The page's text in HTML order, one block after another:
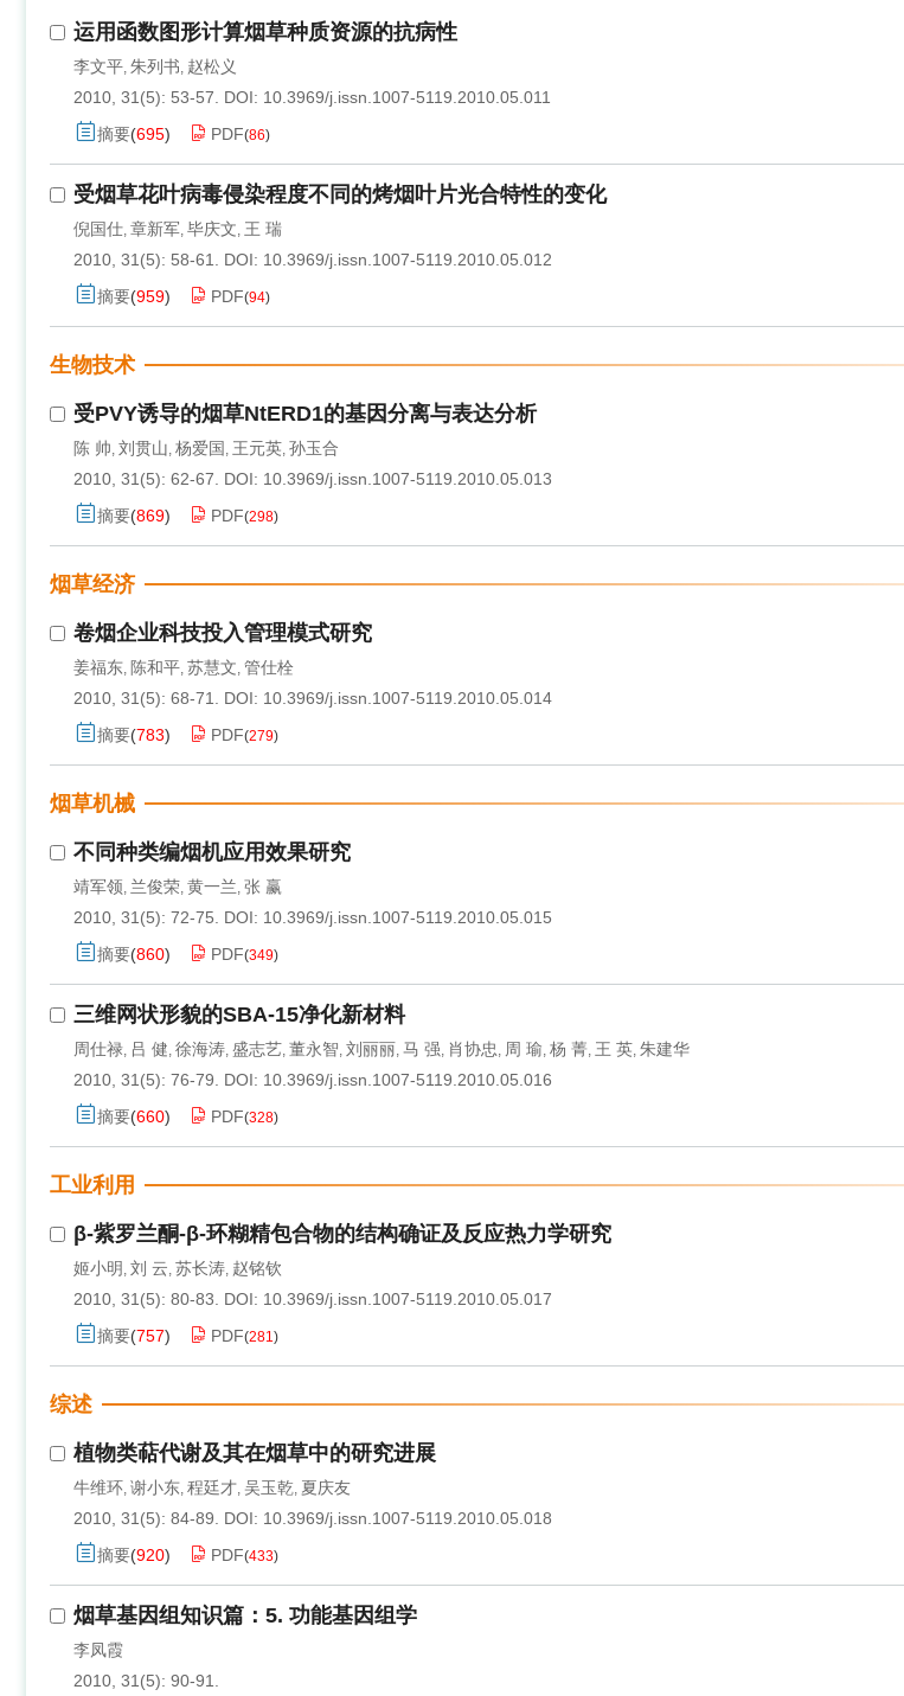
运用函数图形计算烟草种质资源的抗病性
李文平, 朱列书, 赵松义
2010, 31(5): 53-57.
DOI: 10.3969/j.issn.1007-5119.2010.05.011
摘要(695) PDF(86)
受烟草花叶病毒侵染程度不同的烤烟叶片光合特性的变化
倪国仕, 章新军, 毕庆文, 王 瑞
2010, 31(5): 58-61.
DOI: 10.3969/j.issn.1007-5119.2010.05.012
摘要(959) PDF(94)
生物技术
受PVY诱导的烟草NtERD1的基因分离与表达分析
陈 帅, 刘贯山, 杨爱国 , 王元英, 孙玉合
2010, 31(5): 62-67.
DOI: 10.3969/j.issn.1007-5119.2010.05.013
摘要(869) PDF(298)
烟草经济
卷烟企业科技投入管理模式研究
姜福东, 陈和平, 苏慧文, 管仕栓
2010, 31(5): 68-71.
DOI: 10.3969/j.issn.1007-5119.2010.05.014
摘要(783) PDF(279)
烟草机械
不同种类编烟机应用效果研究
靖军领, 兰俊荣, 黄一兰, 张 赢
2010, 31(5): 72-75.
DOI: 10.3969/j.issn.1007-5119.2010.05.015
摘要(860) PDF(349)
三维网状形貌的SBA-15净化新材料
周仕禄, 吕 健, 徐海涛, 盛志艺, 董永智, 刘丽丽, 马 强, 肖协忠 , 周 瑜, 杨 菁, 王 英, 朱建华
2010, 31(5): 76-79.
DOI: 10.3969/j.issn.1007-5119.2010.05.016
摘要(660) PDF(328)
工业利用
β-紫罗兰酮-β-环糊精包合物的结构确证及反应热力学研究
姬小明 , 刘 云, 苏长涛, 赵铭钦
2010, 31(5): 80-83.
DOI: 10.3969/j.issn.1007-5119.2010.05.017
摘要(757) PDF(281)
综述
植物类萜代谢及其在烟草中的研究进展
牛维环, 谢小东, 程廷才, 吴玉乾, 夏庆友
2010, 31(5): 84-89.
DOI: 10.3969/j.issn.1007-5119.2010.05.018
摘要(920) PDF(433)
烟草基因组知识篇：5. 功能基因组学
李凤霞
2010, 31(5): 90-91.